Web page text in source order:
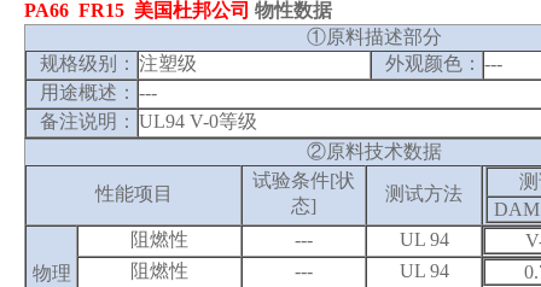
PA66 FR15 美国杜邦公司 物性数据
①原料描述部分
规格级别： 注塑级 外观颜色： ---
用途概述： ---
备注说明： UL94 V-0等级
②原料技术数据
性能项目
试验条件[状
态]
测试方法
DAM
物理
阻燃性 --- UL 94
阻燃性
--- UL 94